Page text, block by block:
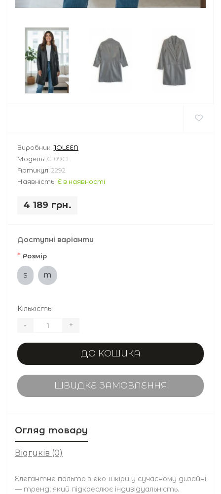
Виробник: JOLEEN
Модель: G109CL
Артикул: 2292
Наявність: Є в наявності
4 189 грн.
Доступні варіанти
* Розмір
S M
Кількість:
- +
ДО КОШИКА
ШВИДКЕ ЗАМОВЛЕННЯ
Огляд товару
Відгуків (0)
Елегантне пальто з еко-шкіри у сучасному дизайні
— тренд, який підкреслює індивідуальність.